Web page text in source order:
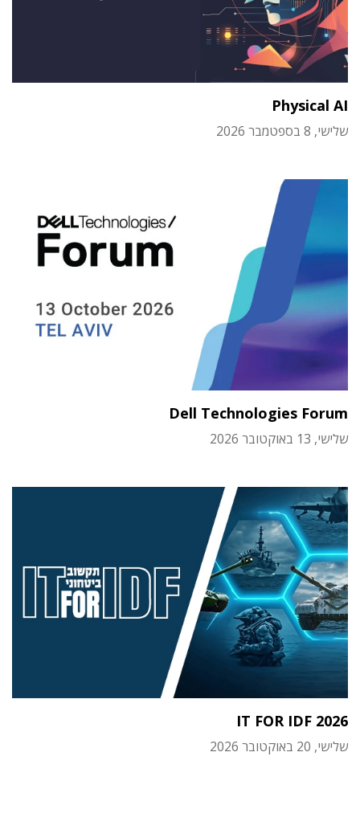
Physical AI
שלישי, 8 בספטמבר 2026
Dell Technologies Forum
שלישי, 13 באוקטובר 2026
IT FOR IDF 2026
שלישי, 20 באוקטובר 2026